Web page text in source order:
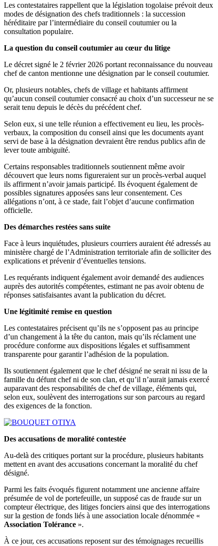
Les contestataires rappellent que la législation togolaise prévoit deux
modes de désignation des chefs traditionnels : la succession
héréditaire par l’intermédiaire du conseil coutumier ou la
consultation populaire.
La question du conseil coutumier au cœur du litige
Le décret signé le 2 février 2026 portant reconnaissance du nouveau
chef de canton mentionne une désignation par le conseil coutumier.
Or, plusieurs notables, chefs de village et habitants affirment
qu’aucun conseil coutumier consacré au choix d’un successeur ne se
serait tenu depuis le décès du précédent chef.
Selon eux, si une telle réunion a effectivement eu lieu, les procès-
verbaux, la composition du conseil ainsi que les documents ayant
servi de base à la désignation devraient être rendus publics afin de
lever toute ambiguïté.
Certains responsables traditionnels soutiennent même avoir
découvert que leurs noms figureraient sur un procès-verbal auquel
ils affirment n’avoir jamais participé. Ils évoquent également de
possibles signatures apposées sans leur consentement. Ces
allégations n’ont, à ce stade, fait l’objet d’aucune confirmation
officielle.
Des démarches restées sans suite
Face à leurs inquiétudes, plusieurs courriers auraient été adressés au
ministère chargé de l’Administration territoriale afin de solliciter des
explications et prévenir d’éventuelles tensions.
Les requérants indiquent également avoir demandé des audiences
auprès des autorités compétentes, estimant ne pas avoir obtenu de
réponses satisfaisantes avant la publication du décret.
Une légitimité remise en question
Les contestataires précisent qu’ils ne s’opposent pas au principe
d’un changement à la tête du canton, mais qu’ils réclament une
procédure conforme aux dispositions légales et suffisamment
transparente pour garantir l’adhésion de la population.
Ils soutiennent également que le chef désigné ne serait ni issu de la
famille du défunt chef ni de son clan, et qu’il n’aurait jamais exercé
auparavant des responsabilités de chef de village, éléments qui,
selon eux, soulèvent des interrogations sur son parcours au regard
des exigences de la fonction.
Des accusations de moralité contestée
Au-delà des critiques portant sur la procédure, plusieurs habitants
mettent en avant des accusations concernant la moralité du chef
désigné.
Parmi les faits évoqués figurent notamment une ancienne affaire
présumée de vol de portefeuille, un supposé cas de fraude sur un
compteur électrique, des litiges fonciers ainsi que des interrogations
sur la gestion de fonds liés à une association locale dénommée «
Association Tolérance ».
À ce jour, ces accusations reposent sur des témoignages recueillis